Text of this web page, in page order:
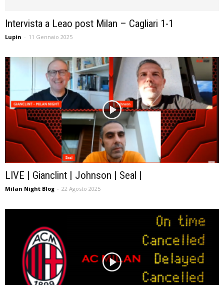
Intervista a Leao post Milan – Cagliari 1-1
Lupin - 11 Gennaio 2025
LIVE | Gianclint | Johnson | Seal |
Milan Night Blog - 22 Agosto 2025